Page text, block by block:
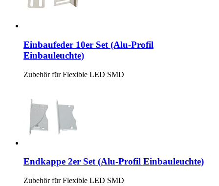
Einbaufeder 10er Set (Alu-Profil
Einbauleuchte)
Zubehör für Flexible LED SMD
Endkappe 2er Set (Alu-Profil Einbauleuchte)
Zubehör für Flexible LED SMD